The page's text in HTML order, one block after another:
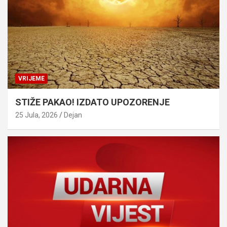
VRIJEME
STIŽE PAKAO! IZDATO UPOZORENJE
25 Jula, 2026 Dejan